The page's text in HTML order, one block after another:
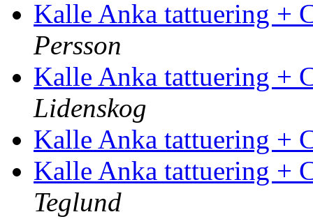
Kalle Anka tattuering +
Persson
Kalle Anka tattuering +
Lidenskog
Kalle Anka tattuering +
Kalle Anka tattuering +
Teglund